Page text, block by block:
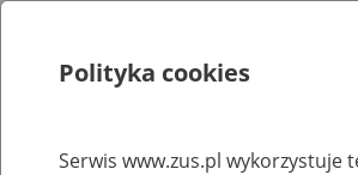
Polityka cookies
Serwis www.zus.pl wykorzystuje